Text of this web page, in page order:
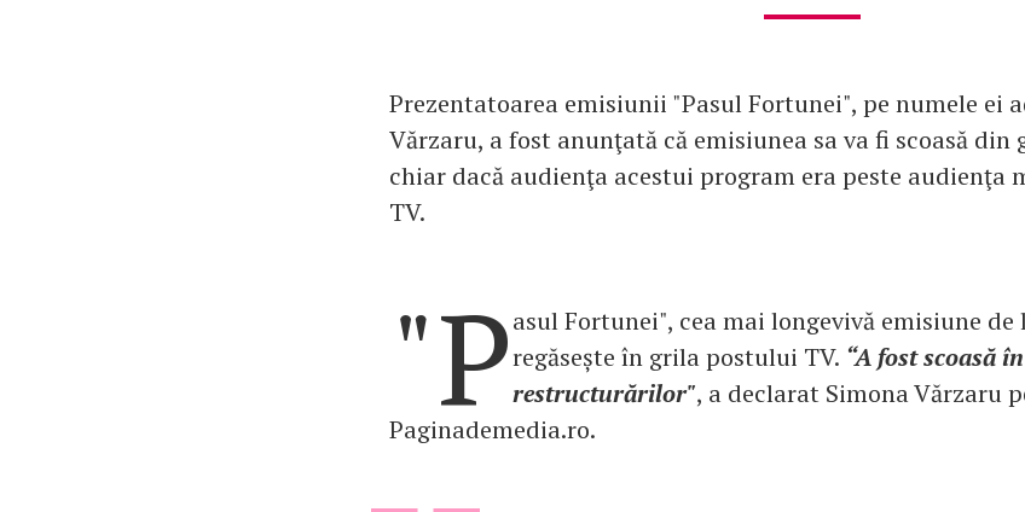
Prezentatoarea emisiunii "Pasul Fortunei", pe numele ei
Vărzaru, a fost anunţată că emisiunea sa va fi scoasă din
chiar dacă audienţa acestui program era peste audienţa
TV.
"Pasul Fortunei", cea mai longevivă emisiune de
regăsește în grila postului TV. “A fost scoasă
restructurărilor", a declarat Simona Vărzaru
Paginademedia.ro.